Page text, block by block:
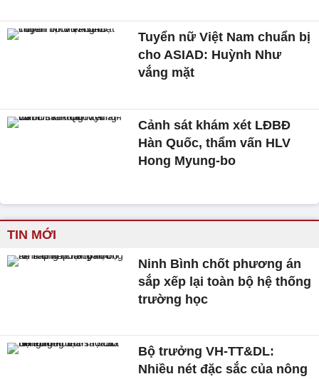
Tuyển nữ Việt Nam chuẩn bị
cho ASIAD: Huỳnh Như
vắng mặt
Cảnh sát khám xét LĐBĐ
Hàn Quốc, thẩm vấn HLV
Hong Myung-bo
TIN MỚI
Ninh Bình chốt phương án
sắp xếp lại toàn bộ hệ thống
trường học
Bộ trưởng VH-TT&DL:
Nhiều nét đặc sắc của nông